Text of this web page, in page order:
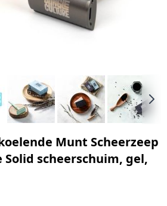
Munt Scheerzeep
Solid scheerschuim, gel,